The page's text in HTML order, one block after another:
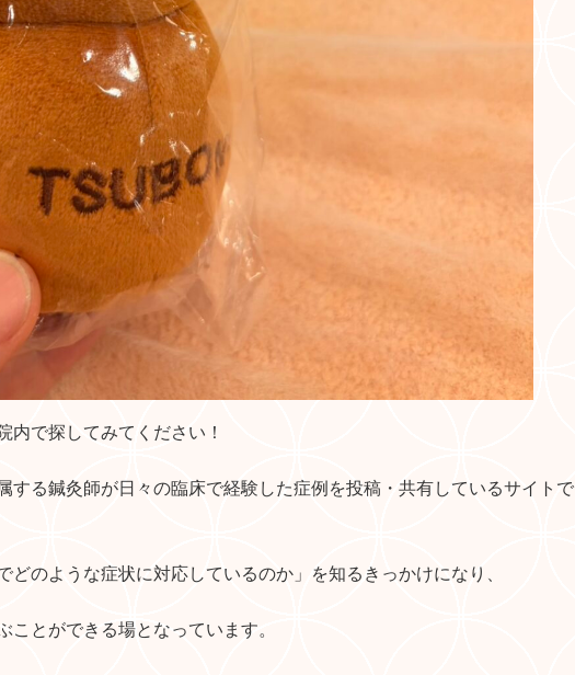
内で探してみてください！
する鍼灸師が日々の臨床で経験した症例を投稿・共有しているサイトで
どのような症状に対応しているのか」を知るきっかけになり、
とができる場となっています。